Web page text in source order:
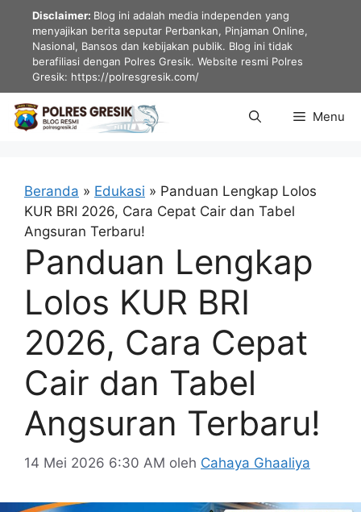
LangsungDisclaimer: Blog ini adalah media independen yang
menyajikan berita seputar Perbankan, Pinjaman Online,
Nasional, Bansos dan kebijakan publik. Blog ini tidak
berafiliasi dengan Polres Gresik. Website resmi Polres
Gresik: https://polresgresik.com/
Menu
Beranda » Edukasi » Panduan Lengkap Lolos
KUR BRI 2026, Cara Cepat Cair dan Tabel
Angsuran Terbaru!
Panduan Lengkap
Lolos KUR BRI
2026, Cara Cepat
Cair dan Tabel
Angsuran Terbaru!
14 Mei 2026 6:30 AM oleh Cahaya Ghaaliya